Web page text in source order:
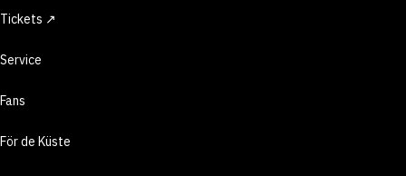
Tickets ↗
Service
Fans
För de Küste